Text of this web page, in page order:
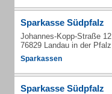
Sparkasse Südpfalz
Johannes-Kopp-Straße 12
76829 Landau in der Pfalz
Sparkassen
Sparkasse Südpfalz